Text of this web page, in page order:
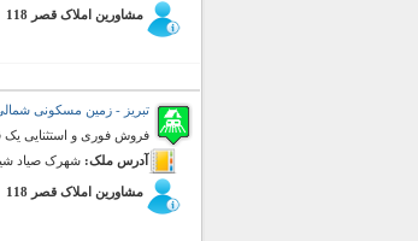
مشاورین املاک قصر 118
تبریز - زمین مسکونی شمالی به متراژ 160
فروش فوری و استثنایی
آدرس ملک: شهرک صیاد
مشاورین املاک قصر 118